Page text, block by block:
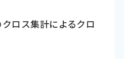
ロス集計によるクロ